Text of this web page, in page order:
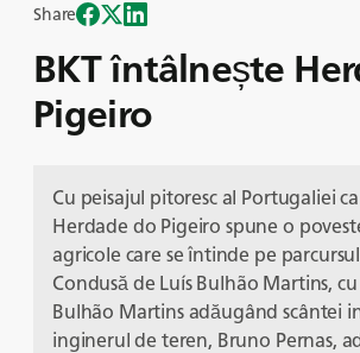
BKT întâlnește
Pigeiro
Share
Cu peisajul pitoresc al Portugaliei
Herdade do Pigeiro spune o
agricole care se întinde pe
Condusă de Luís Bulhão Martins,
Bulhão Martins adăugând scântei
inginerul de teren, Bruno Pernas,